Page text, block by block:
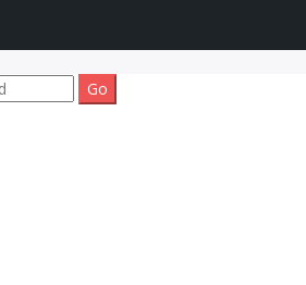
ายบ้าน ติดAI
ำSEOรายเดือน
ราคาถูก
ยของ บ้าน
ำSEOรายเดือนราคาถูก เน้นติดAI โพสต์
บ้าน รับจ้างโพสต์บ้านที่ดินติดหน้า1goolge
งหา รับทำSEOขายสินค้า